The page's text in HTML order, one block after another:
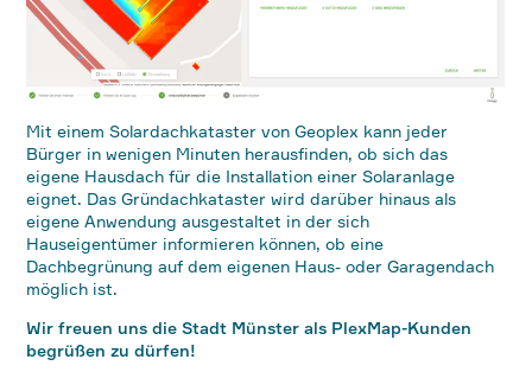
Mit einem Solardachkataster von Geoplex kann jeder
Bürger in wenigen Minuten herausfinden, ob sich das
eigene Hausdach für die Installation einer Solaranlage
eignet. Das Gründachkataster wird darüber hinaus als
eigene Anwendung ausgestaltet in der sich
Hauseigentümer informieren können, ob eine
Dachbegrünung auf dem eigenen Haus- oder Garagendach
möglich ist.
Wir freuen uns die Stadt Münster als PlexMap-Kunden
begrüßen zu dürfen!